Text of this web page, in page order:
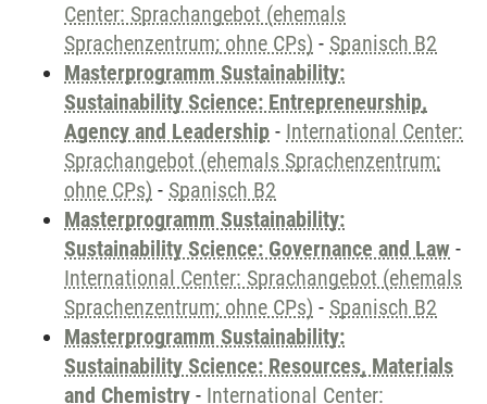
Center: Sprachangebot (ehemals
Sprachenzentrum; ohne CPs) - Spanisch B2
Masterprogramm Sustainability:
Sustainability Science: Entrepreneurship,
Agency and Leadership - International Center:
Sprachangebot (ehemals Sprachenzentrum;
ohne CPs) - Spanisch B2
Masterprogramm Sustainability:
Sustainability Science: Governance and Law -
International Center: Sprachangebot (ehemals
Sprachenzentrum; ohne CPs) - Spanisch B2
Masterprogramm Sustainability:
Sustainability Science: Resources, Materials
and Chemistry - International Center: